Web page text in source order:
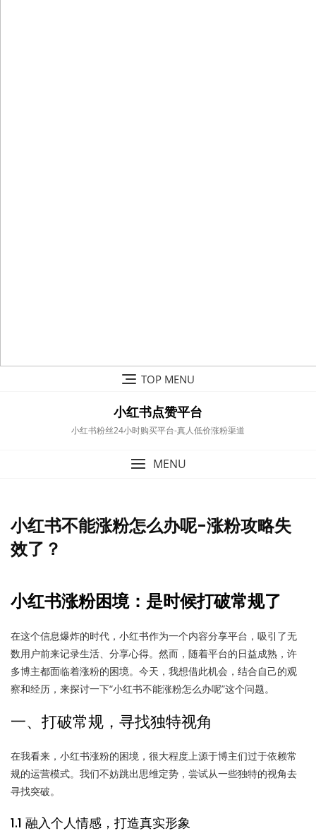
TOP MENU
小红书点赞平台
小红书粉丝24小时购买平台-真人低价涨粉渠道
MENU
小红书不能涨粉怎么办呢-涨粉攻略失
效了？
小红书涨粉困境：是时候打破常规了
在这个信息爆炸的时代，小红书作为一个内容分享平台，吸引了无
数用户前来记录生活、分享心得。然而，随着平台的日益成熟，许
多博主都面临着涨粉的困境。今天，我想借此机会，结合自己的观
察和经历，来探讨一下“小红书不能涨粉怎么办呢”这个问题。
一、打破常规，寻找独特视角
在我看来，小红书涨粉的困境，很大程度上源于博主们过于依赖常
规的运营模式。我们不妨跳出思维定势，尝试从一些独特的视角去
寻找突破。
1.1 融入个人情感，打造真实形象